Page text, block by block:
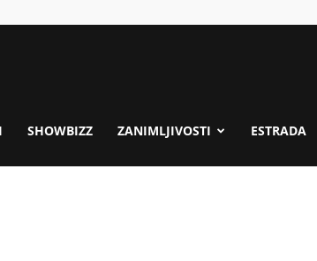
SHOWBIZZ ZANIMLJIVOSTI ESTRADA